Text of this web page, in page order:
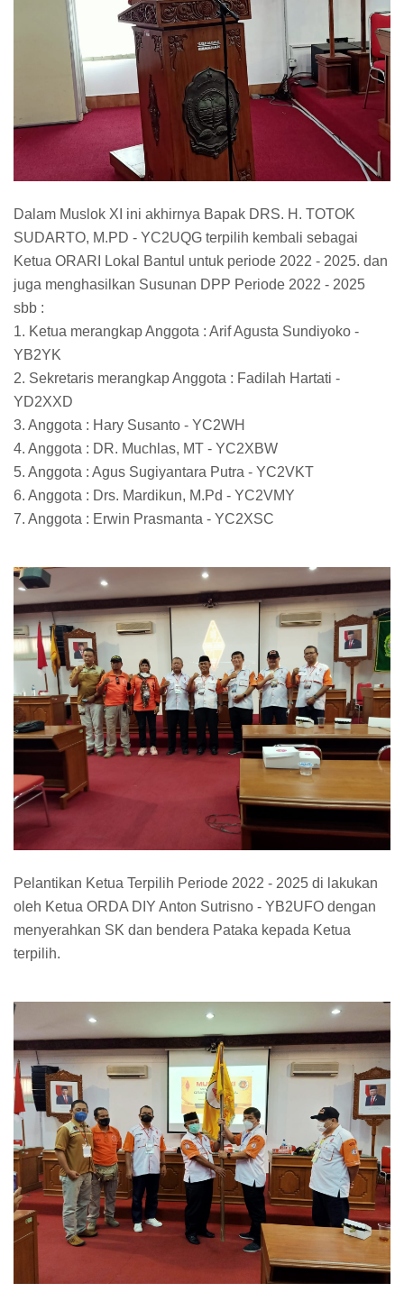
Dalam Muslok XI ini akhirnya Bapak DRS. H. TOTOK
SUDARTO, M.PD - YC2UQG terpilih kembali sebagai
Ketua ORARI Lokal Bantul untuk periode 2022 - 2025. dan
juga menghasilkan Susunan DPP Periode 2022 - 2025
sbb :
1. Ketua merangkap Anggota : Arif Agusta Sundiyoko -
YB2YK
2. Sekretaris merangkap Anggota : Fadilah Hartati -
YD2XXD
3. Anggota : Hary Susanto - YC2WH
4. Anggota : DR. Muchlas, MT - YC2XBW
5. Anggota : Agus Sugiyantara Putra - YC2VKT
6. Anggota : Drs. Mardikun, M.Pd - YC2VMY
7. Anggota : Erwin Prasmanta - YC2XSC
Pelantikan Ketua Terpilih Periode 2022 - 2025 di lakukan
oleh Ketua ORDA DIY Anton Sutrisno - YB2UFO dengan
menyerahkan SK dan bendera Pataka kepada Ketua
terpilih.